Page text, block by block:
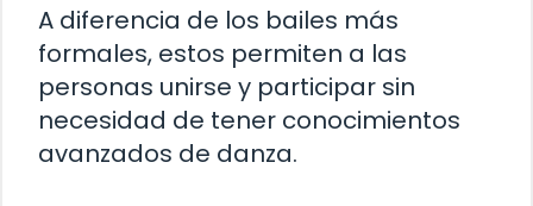
A diferencia de los bailes más
formales, estos permiten a las
personas unirse y participar sin
necesidad de tener conocimientos
avanzados de danza.